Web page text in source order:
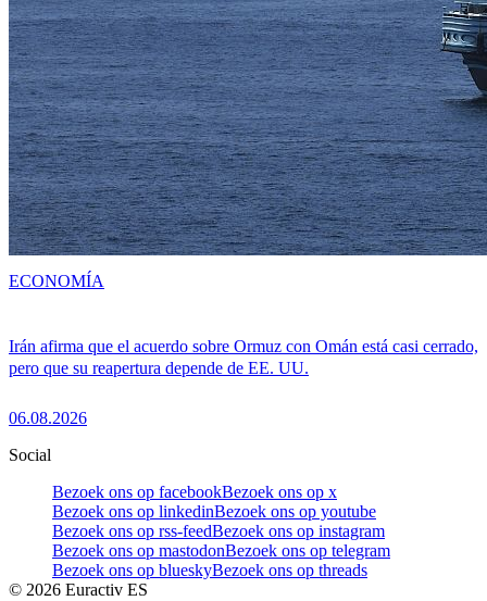
Irán afirma que el acuerdo sobre Ormuz con Omán está casi cerrado,
pero que su reapertura depende de EE. UU.
06.08.2026
ECONOMÍA
Social
Bezoek ons op facebookBezoek ons op x
Bezoek ons op linkedinBezoek ons op youtube
Bezoek ons op rss-feedBezoek ons op instagram
Bezoek ons op mastodonBezoek ons op telegram
Bezoek ons op blueskyBezoek ons op threads
© 2026 Euractiv ES